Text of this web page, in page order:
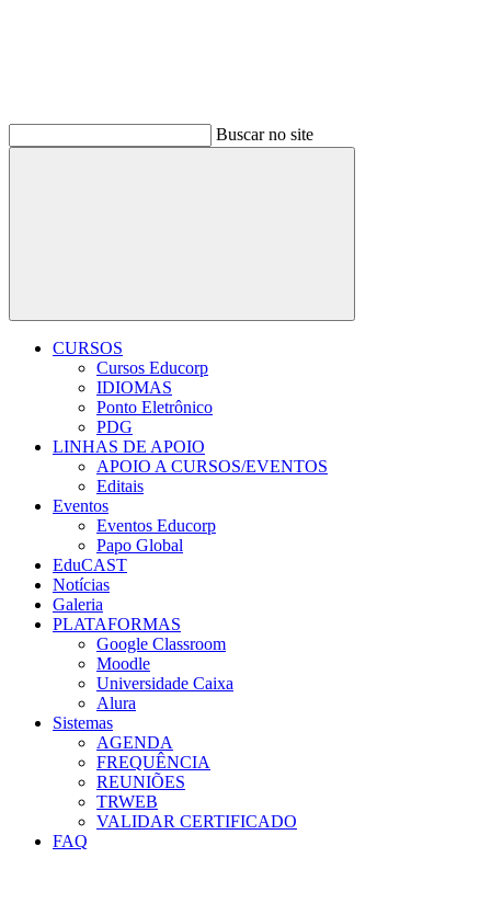
Buscar no site
Buscar
CURSOS
Cursos Educorp
IDIOMAS
Ponto Eletrônico
PDG
LINHAS DE APOIO
APOIO A CURSOS/EVENTOS
Editais
Eventos
Eventos Educorp
Papo Global
EduCAST
Notícias
Galeria
PLATAFORMAS
Google Classroom
Moodle
Universidade Caixa
Alura
Sistemas
AGENDA
FREQUÊNCIA
REUNIÕES
TRWEB
VALIDAR CERTIFICADO
FAQ